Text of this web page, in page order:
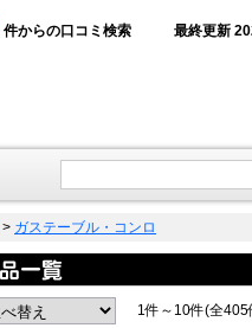
件からの口コミ検索 最終更新
> ガステーブル・コンロ
1件～10件(全